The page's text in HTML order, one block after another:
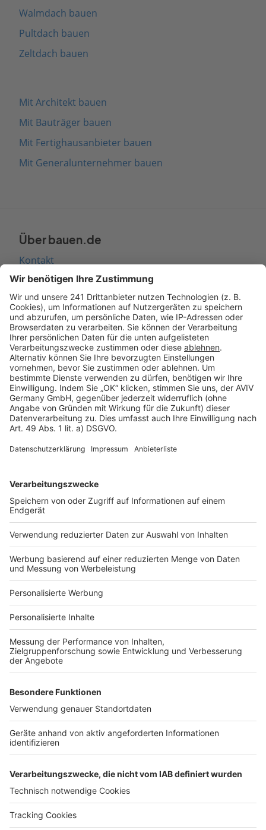
Walmdach bauen
Pultdach bauen
Zeltdach bauen
Mit Architekt bauen
Mit Bauträger bauen
Mit Fertighausanbieter bauen
Mit Generalunternehmer bauen
Über bauen.de
Kontakt
Seitenaufbau
Barrierefreiheit
Cookie Einstellungen
Rechtliches
AGB-Übersicht
Datenschutz
Impressum
Services
Bauprojekt-Quiz
Häuser-Suche
Hausanbieter-Suche
Bauprojekt-Profil
Für Unternehmen
Ihre Baufirma auf bauen.de
Kostenloses Infogespräch